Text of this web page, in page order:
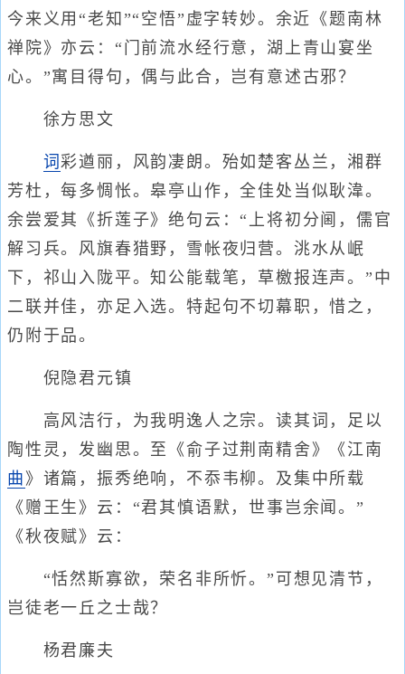
今来义用“老知”“空悟”虚字转妙。余近《题南林
禅院》亦云：“门前流水经行意，湖上青山宴坐
心。”寓目得句，偶与此合，岂有意述古邪？
徐方思文
词彩遒丽，风韵凄朗。殆如楚客丛兰，湘群
芳杜，每多惆怅。皋亭山作，全佳处当似耿湋。
余尝爱其《折莲子》绝句云：“上将初分阃，儒官
解习兵。风旗春猎野，雪帐夜归营。洮水从岷
下，祁山入陇平。知公能载笔，草檄报连声。”中
二联并佳，亦足入选。特起句不切幕职，惜之，
仍附于品。
倪隐君元镇
高风洁行，为我明逸人之宗。读其词，足以
陶性灵，发幽思。至《俞子过荆南精舍》《江南
曲 》诸篇，振秀绝响，不忝韦柳。及集中所载
《赠王生》云：“君其慎语默，世事岂余闻。”
《秋夜赋》云：
“恬然斯寡欲，荣名非所忻。”可想见清节，
岂徒老一丘之士哉？
杨君廉夫